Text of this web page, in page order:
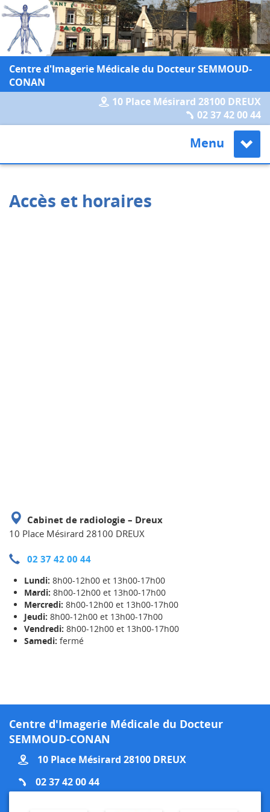
Centre d'Imagerie Médicale du Docteur SEMMOUD-
CONAN
10 Place Mésirard 28100 DREUX
02 37 42 00 44
Menu
Accès et horaires
Cabinet de radiologie – Dreux
10 Place Mésirard 28100 DREUX
02 37 42 00 44
Lundi: 8h00-12h00 et 13h00-17h00
Mardi: 8h00-12h00 et 13h00-17h00
Mercredi: 8h00-12h00 et 13h00-17h00
Jeudi: 8h00-12h00 et 13h00-17h00
Vendredi: 8h00-12h00 et 13h00-17h00
Samedi: fermé
Centre d'Imagerie Médicale du Docteur
SEMMOUD-CONAN
10 Place Mésirard 28100 DREUX
02 37 42 00 44